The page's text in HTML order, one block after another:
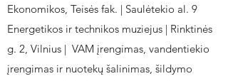
Ekonomikos, Teisės fak. | Saulėtekio al. 9
Energetikos ir technikos muziejus | Rinktinės
g. 2, Vilnius | VAM įrengimas, vandentiekio
įrengimas ir nuotekų šalinimas, šildymo